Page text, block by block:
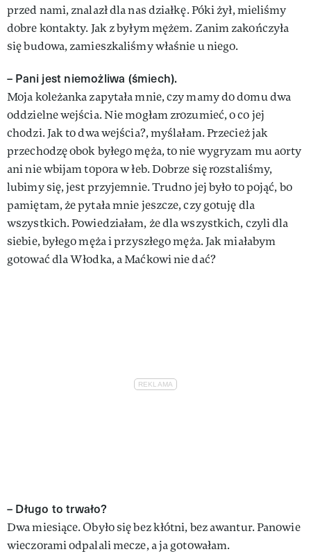
przed nami, znalazł dla nas działkę. Póki żył, mieliśmy
dobre kontakty. Jak z byłym mężem. Zanim zakończyła
się budowa, zamieszkaliśmy właśnie u niego.
– Pani jest niemożliwa (śmiech).
Moja koleżanka zapytała mnie, czy mamy do domu dwa
oddzielne wejścia. Nie mogłam zrozumieć, o co jej
chodzi. Jak to dwa wejścia?, myślałam. Przecież jak
przechodzę obok byłego męża, to nie wygryzam mu aorty
ani nie wbijam topora w łeb. Dobrze się rozstaliśmy,
lubimy się, jest przyjemnie. Trudno jej było to pojąć, bo
pamiętam, że pytała mnie jeszcze, czy gotuję dla
wszystkich. Powiedziałam, że dla wszystkich, czyli dla
siebie, byłego męża i przyszłego męża. Jak miałabym
gotować dla Włodka, a Maćkowi nie dać?
– Długo to trwało?
Dwa miesiące. Obyło się bez kłótni, bez awantur. Panowie
wieczorami odpalali mecze, a ja gotowałam.